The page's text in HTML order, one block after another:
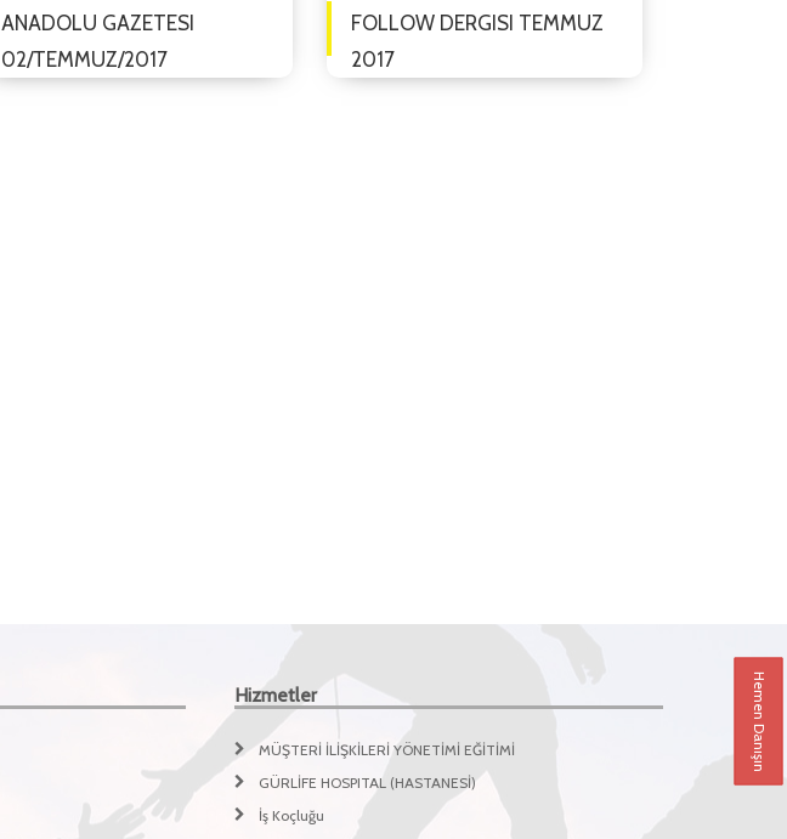
Hemen Danışın
ANADOLU GAZETESI
02/TEMMUZ/2017
FOLLOW DERGISI TEMMUZ
2017
Hizmetler
MÜŞTERİ İLİŞKİLERİ YÖNETİMİ EĞİTİMİ
GÜRLİFE HOSPITAL (HASTANESİ)
İş Koçluğu